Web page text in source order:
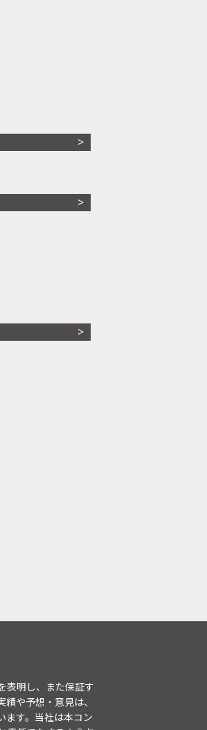
表明し、また保証す
や予想・意見は、
ます。当社は本コン